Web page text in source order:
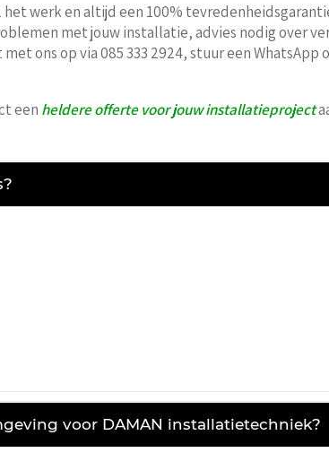
werk en altijd een 100%
met jouw installatie, advies nodig over
ons op via 085 333 2924, stuur een WhatsApp
een heldere offerte voor jouw installatieproject
voor DAMAN installatietechniek?